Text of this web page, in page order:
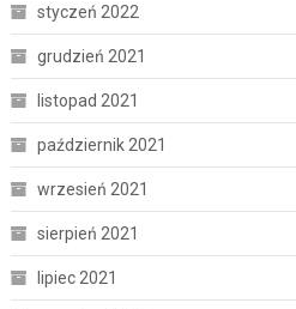
styczeń 2022
grudzień 2021
listopad 2021
październik 2021
wrzesień 2021
sierpień 2021
lipiec 2021